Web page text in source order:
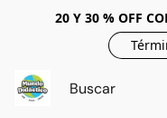
20 Y 30 % OFF